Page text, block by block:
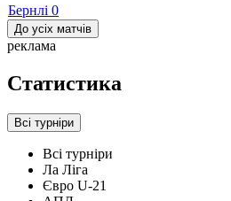
Бернлі 0
До усіх матчів
реклама
Статистика
Всі турніри
Всі турніри
Ла Ліга
Євро U-21